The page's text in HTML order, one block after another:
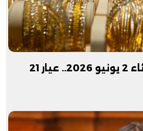
سعر الذهب اليوم الثلاثاء 2 يونيو 2026.. عيار 21